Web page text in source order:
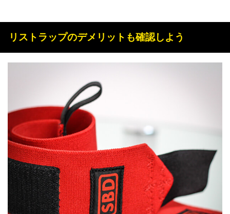
リストラップのデメリットも確認しよう